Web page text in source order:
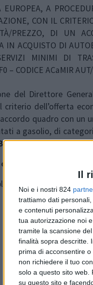
Il
Noi e i nostri 824
trattiamo dati
e contenuti
tua autorizzazione noi
tramite la scansione
finalità sopra descritte.
prima di acconsentire
non richiedere il tuo
solo a questo sito web.
su questo sito e
A
CON IL
PREZZO, DI UN
IN ACQUISTO DI
MINIMI DI
– CODICE ACaMIR
del Direttore
dell’offerta
quadro con
a gasolio, di
– CIG
ore 12:00 del
sul portale della